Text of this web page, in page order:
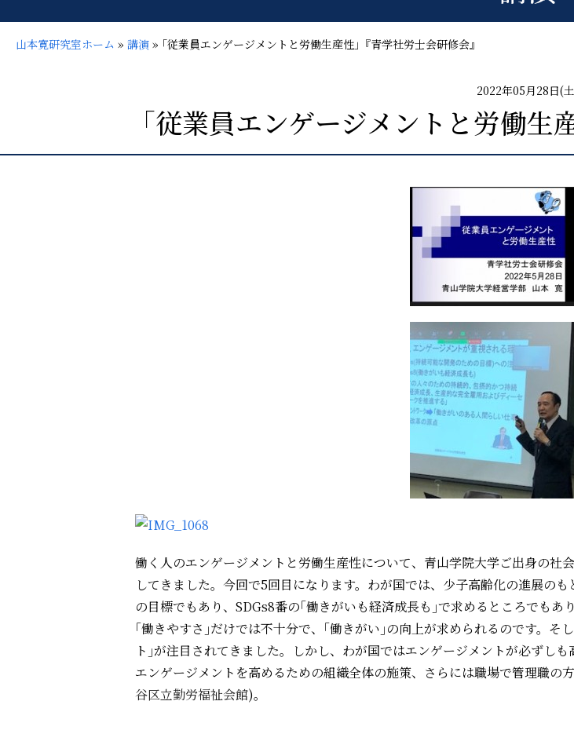
山本寛研究室ホーム » 講演 » ｢従業員エンゲージメントと労働生産性｣『青学社労士会研修会』
2022年05月28日(
｢従業員エンゲージメントと労働生
働く人のエンゲージメントと労働生産性について、青山学院大学ご出身の社
してきました。今回で5回目になります。わが国では、少子高齢化の進展の
の目標でもあり、SDGs8番の｢働きがいも経済成長も｣で求めるところでも
｢働きやすさ｣だけでは不十分で、｢働きがい｣の向上が求められるのです。
ト｣が注目されてきました。しかし、わが国ではエンゲージメントが必ずし
エンゲージメントを高めるための組織全体の施策、さらには職場で管理職の
谷区立勤労福祉会館)。